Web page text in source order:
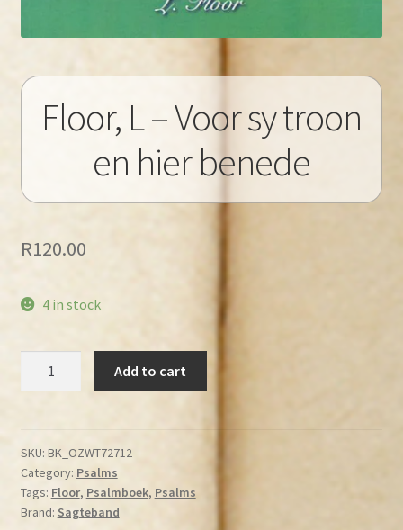
Floor, L – Voor sy troon
en hier benede
R120.00
4 in stock
sy
troon
en
hier
Add to cart
SKU: BK_OZWT72712
Category: Psalms
Tags: Floor, Psalmboek, Psalms
Brand: Sagteband